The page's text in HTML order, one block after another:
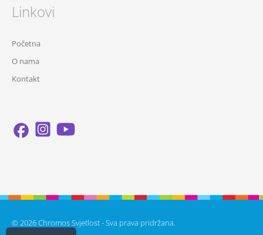
Linkovi
Početna
O nama
Kontakt
© 2026 Chromos Svjetlost - Sva prava pridržana.